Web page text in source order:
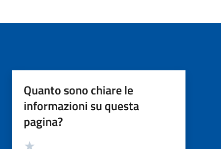
Quanto sono chiare le
informazioni su questa
pagina?
Valutazione